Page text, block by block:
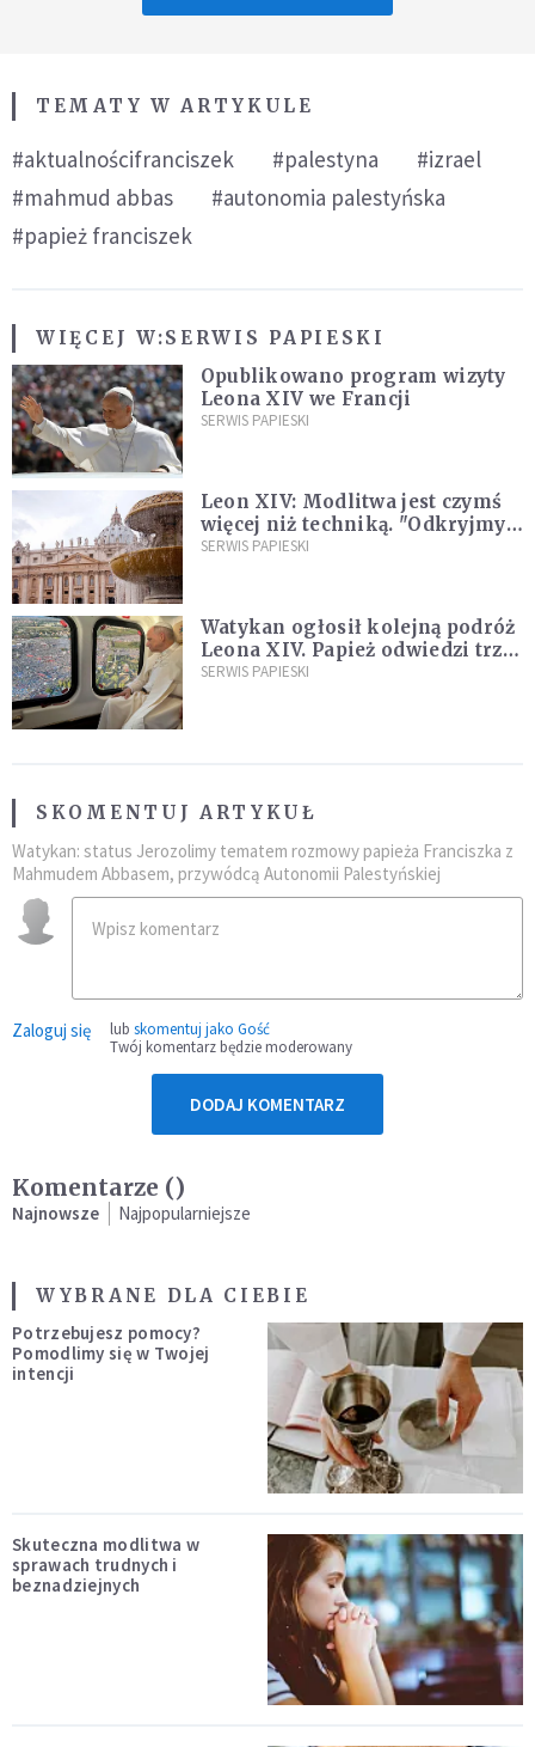
TEMATY W ARTYKULE
#aktualnościfranciszek #palestyna
#izrael
#mahmud abbas
#autonomia palestyńska
#papież franciszek
WIĘCEJ W:SERWIS PAPIESKI
Opublikowano program wizyty
Leona XIV we Francji
SERWIS PAPIESKI
Leon XIV: Modlitwa jest czymś
więcej niż techniką. "Odkryjmy
ją na nowo"
SERWIS PAPIESKI
Watykan ogłosił kolejną podróż
Leona XIV. Papież odwiedzi trzy
kraje Ameryki Południowej
SERWIS PAPIESKI
SKOMENTUJ ARTYKUŁ
Watykan: status Jerozolimy tematem rozmowy papieża Franciszka z
Mahmudem Abbasem, przywódcą Autonomii Palestyńskiej
Zaloguj się lub skomentuj jako Gość
Twój komentarz będzie moderowany
DODAJ KOMENTARZ
Komentarze ()
Najnowsze Najpopularniejsze
WYBRANE DLA CIEBIE
Potrzebujesz pomocy?
Pomodlimy się w Twojej
intencji
Skuteczna modlitwa w
sprawach trudnych i
beznadziejnych